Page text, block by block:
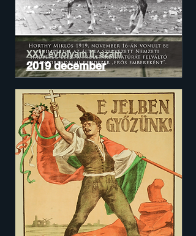
XXV. évfolyam II. szám
2019 december